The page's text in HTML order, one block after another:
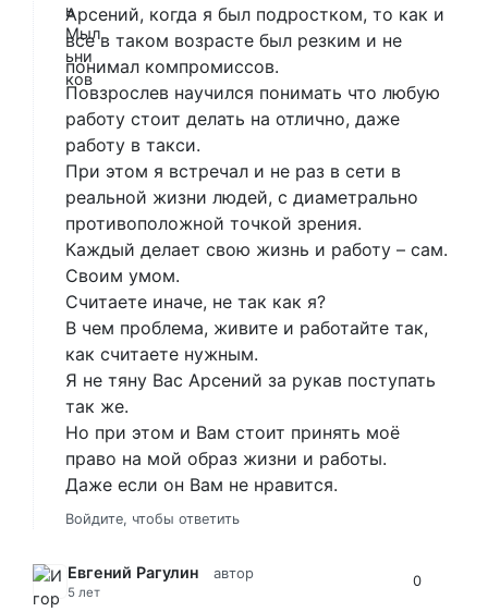
Арсений, когда я был подростком, то как и
все в таком возрасте был резким и не
понимал компромиссов.
Повзрослев научился понимать что любую
работу стоит делать на отлично, даже
работу в такси.
При этом я встречал и не раз в сети в
реальной жизни людей, с диаметрально
противоположной точкой зрения.
Каждый делает свою жизнь и работу – сам.
Своим умом.
Считаете иначе, не так как я?
В чем проблема, живите и работайте так,
как считаете нужным.
Я не тяну Вас Арсений за рукав поступать
так же.
Но при этом и Вам стоит принять моё
право на мой образ жизни и работы.
Даже если он Вам не нравится.
Войдите, чтобы ответить
Евгений Рагулин автор
5 лет
0